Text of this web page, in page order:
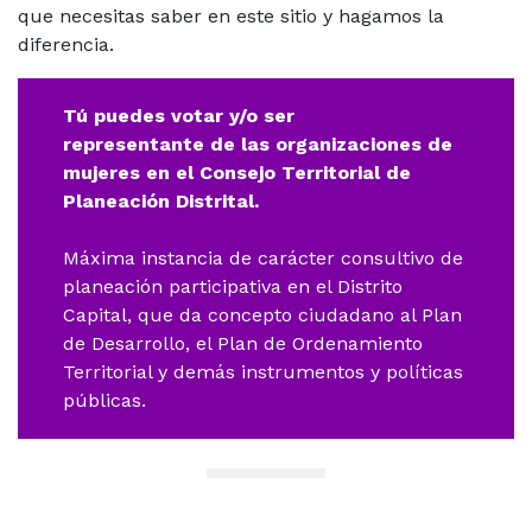
que necesitas saber en este sitio y hagamos la
diferencia.
Tú puedes votar y/o ser
representante de las organizaciones de
mujeres en el Consejo Territorial de
Planeación Distrital.
Máxima instancia de carácter consultivo de
planeación participativa en el Distrito
Capital, que da concepto ciudadano al Plan
de Desarrollo, el Plan de Ordenamiento
Territorial y demás instrumentos y políticas
públicas.